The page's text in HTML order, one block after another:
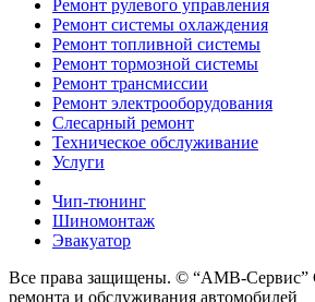
Ремонт рулевого управления
Ремонт системы охлаждения
Ремонт топливной системы
Ремонт тормозной системы
Ремонт трансмиссии
Ремонт электрооборудования
Слесарный ремонт
Техническое обслуживание
Услуги
Чип-тюнинг
Шиномонтаж
Эвакуатор
Все права защищены. © “АМВ-
ремонта и обслуживания автомобилей